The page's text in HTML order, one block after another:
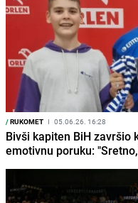
/RUKOMET I 05.06.26. 16:28
Bivši kapiten BiH završio
emotivnu poruku: